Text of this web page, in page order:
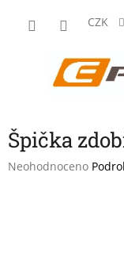
CZK
Špička
Průměrné
Neohodnoceno